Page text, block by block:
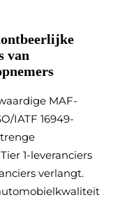
van
MAF-
IATF 16949-
1-leveranciers
verlangt.